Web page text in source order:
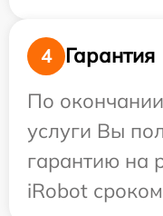
4
Гарантия
По
услуги Вы
гарантию на
iRobot